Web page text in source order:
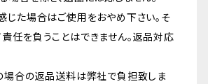
じた場合はご使用をおやめ下さい。そ
任を負うことはできません。返品対応
場合の返品送料は弊社で負担致しま